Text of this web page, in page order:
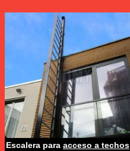
Escalera para acceso a techos